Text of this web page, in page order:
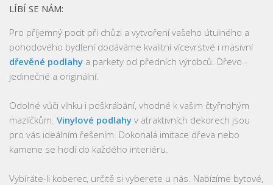
LÍBÍ SE NÁM:
Pro příjemný pocit při chůzi a vytvoření vašeho útulného a
pohodového bydlení dodáváme kvalitní vícevrstvé i masivní
dřevěné podlahy a parkety od předních výrobců. Dřevo -
jedinečné a originální.
Odolné vůči vlhku i poškrábání, vhodné k vašim čtyřnohým
mazlíčkům. Vinylové podlahy v atraktivních dekorech jsou
pro vás ideálním řešením. Dokonalá imitace dřeva nebo
kamene se hodí do každého interiéru.
Vybíráte-li koberec, určitě si vyberete u nás. Nabízíme bytové,